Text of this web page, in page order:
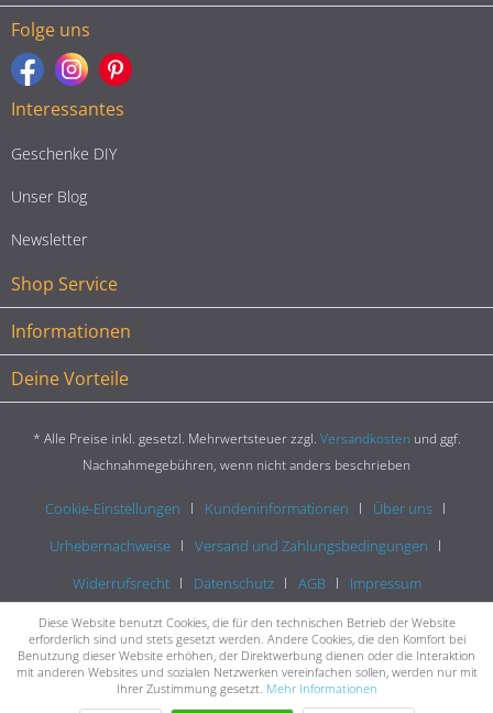
Folge uns
Interessantes
Geschenke DIY
Unser Blog
Newsletter
Shop Service
Informationen
Deine Vorteile
* Alle Preise inkl. gesetzl. Mehrwertsteuer zzgl. Versandkosten und ggf.
Nachnahmegebühren, wenn nicht anders beschrieben
Cookie-Einstellungen Kundeninformationen
Über uns
Urhebernachweise
Versand und Zahlungsbedingungen
Widerrufsrecht
Datenschutz AGB Impressum
Diese Website benutzt Cookies, die für den technischen Betrieb der Website
erforderlich sind und stets gesetzt werden. Andere Cookies, die den Komfort bei
Benutzung dieser Website erhöhen, der Direktwerbung dienen oder die Interaktion
mit anderen Websites und sozialen Netzwerken vereinfachen sollen, werden nur mit
Ihrer Zustimmung gesetzt. Mehr Informationen